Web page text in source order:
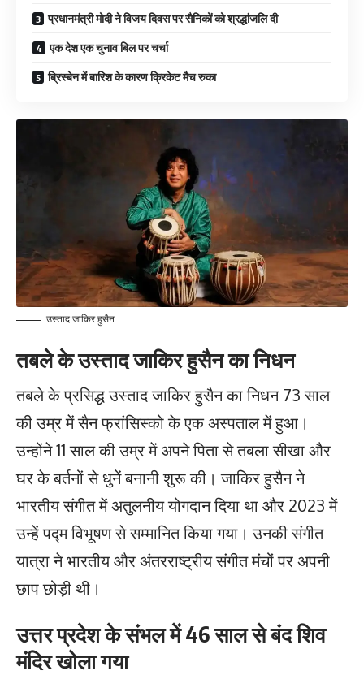
प्रधानमंत्री मोदी ने विजय दिवस पर सैनिकों को श्रद्धांजलि दी
एक देश एक चुनाव बिल पर चर्चा
ब्रिस्बेन में बारिश के कारण क्रिकेट मैच रुका
उस्ताद जाकिर हुसैन
तबले के उस्ताद जाकिर हुसैन का निधन
तबले के प्रसिद्ध उस्ताद जाकिर हुसैन का निधन 73 साल
की उम्र में सैन फ्रांसिस्को के एक अस्पताल में हुआ।
उन्होंने 11 साल की उम्र में अपने पिता से तबला सीखा और
घर के बर्तनों से धुनें बनानी शुरू की। जाकिर हुसैन ने
भारतीय संगीत में अतुलनीय योगदान दिया था और 2023 में
उन्हें पद्म विभूषण से सम्मानित किया गया। उनकी संगीत
यात्रा ने भारतीय और अंतरराष्ट्रीय संगीत मंचों पर अपनी
छाप छोड़ी थी।
उत्तर प्रदेश के संभल में 46 साल से बंद शिव
मंदिर खोला गया